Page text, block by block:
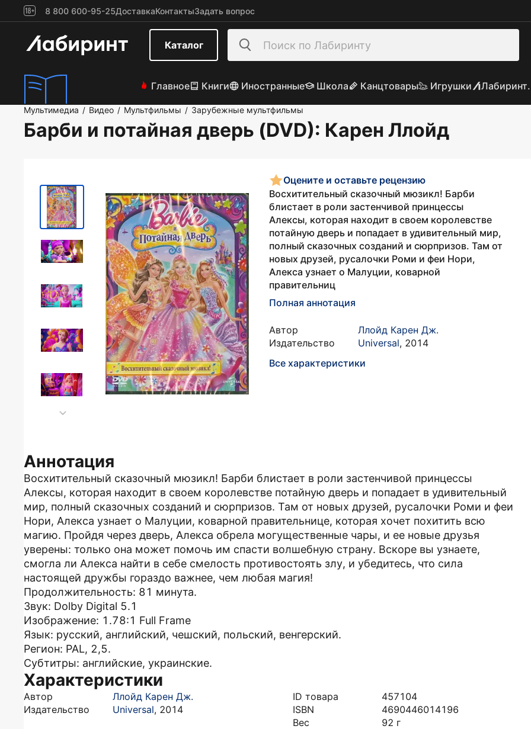
8 800 600-95-25ДоставкаКонтактыЗадать вопрос
Каталог
Главное Книги Иностранные Школа Канцтовары Игрушки
Мультимедиа / Видео / Мультфильмы / Зарубежные мультфильмы
Барби и потайная дверь (DVD): Карен Ллойд
Оцените и оставьте рецензию
Восхитительный сказочный мюзикл! Барби
блистает в роли застенчивой принцессы
Алексы, которая находит в своем королевстве
потайную дверь и попадает в удивительный мир,
полный сказочных созданий и сюрпризов. Там от
новых друзей, русалочки Роми и феи Нори,
Алекса узнает о Малуции, коварной
правительниц
Полная аннотация
Автор
Ллойд Карен Дж.
Издательство
Universal, 2014
Все характеристики
Аннотация
Восхитительный сказочный мюзикл! Барби блистает в роли застенчивой принцессы
Алексы, которая находит в своем королевстве потайную дверь и попадает в удивительный
мир, полный сказочных созданий и сюрпризов. Там от новых друзей, русалочки Роми и феи
Нори, Алекса узнает о Малуции, коварной правительнице, которая хочет похитить всю
магию. Пройдя через дверь, Алекса обрела могущественные чары, и ее новые друзья
уверены: только она может помочь им спасти волшебную страну. Вскоре вы узнаете,
смогла ли Алекса найти в себе смелость противостоять злу, и убедитесь, что сила
настоящей дружбы гораздо важнее, чем любая магия!
Продолжительность: 81 минута.
Звук: Dolby Digital 5.1
Изображение: 1.78:1 Full Frame
Язык: русский, английский, чешский, польский, венгерский.
Регион: PAL, 2,5.
Субтитры: английские, украинские.
Характеристики
Автор
Ллойд Карен Дж.
Издательство
Universal, 2014
ID товара
457104
ISBN
4690446014196
Вес
92 г